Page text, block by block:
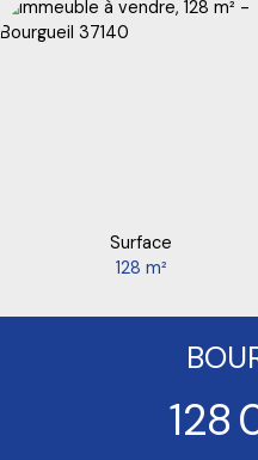
Surface
128 m²
128